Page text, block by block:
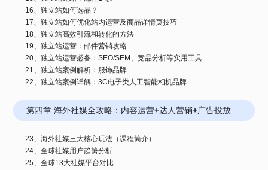
16、独立站如何选品？
17、独立站如何优化站内运营及商品详情页技巧
18、独立站高效引流和转化的方法
19、独立站运营：邮件营销攻略
20、独立站运营必备：SEO/SEM、竞品分析等实用工具
21、独立站案例解析：服饰品牌
22、独立站案例详解：3C电子类人工智能相机品牌
第四章 海外社媒全攻略：内容运营+达人营销+广告投放
23、海外社媒三大核心玩法（课程简介）
24、全球社媒用户趋势分析
25、全球13大社媒平台对比